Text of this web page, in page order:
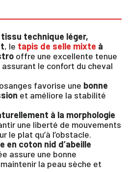
tissu technique léger,
, le tapis de selle mixte à
offre une excellente tenue
le confort du cheval
favorise une bonne
et améliore la stabilité
à la morphologie
une liberté de mouvements
le plat qu’à l’obstacle.
en coton nid d’abeille
assure une bonne
la peau sèche et